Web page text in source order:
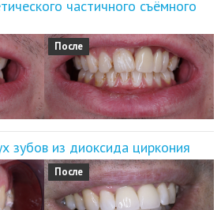
частичного съёмного
После
зубов из диоксида циркония
После